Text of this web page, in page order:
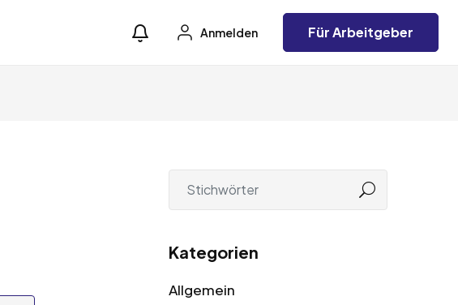
Anmelden Für Arbeitgeber
Kategorien
Allgemein